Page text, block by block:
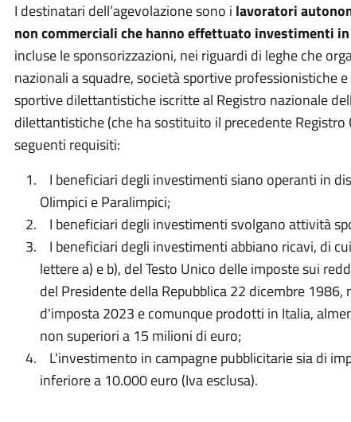
I destinatari dell’agevolazione sono i lavoratori
non commerciali che hanno effettuato investimenti
incluse le sponsorizzazioni, nei riguardi di leghe che
nazionali a squadre, società sportive professionistiche
sportive dilettantistiche iscritte al Registro nazionale
dilettantistiche (che ha sostituito il precedente Registro
seguenti requisiti:
I beneficiari degli investimenti siano operanti in
Olimpici e Paralimpici;
I beneficiari degli investimenti svolgano attività
I beneficiari degli investimenti abbiano ricavi, di
lettere a) e b), del Testo Unico delle imposte sui
del Presidente della Repubblica 22 dicembre 1986,
d'imposta 2023 e comunque prodotti in Italia,
non superiori a 15 milioni di euro;
L'investimento in campagne pubblicitarie sia di
inferiore a 10.000 euro (Iva esclusa).